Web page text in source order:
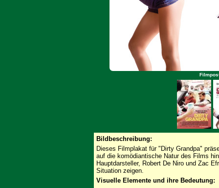
Bildbeschreibung:
Dieses Filmplakat für "Dirty Grandpa"
auf die komödiantische Natur des Films
Hauptdarsteller, Robert De Niro und Zac
Situation zeigen.
Visuelle Elemente und ihre Bedeutung: